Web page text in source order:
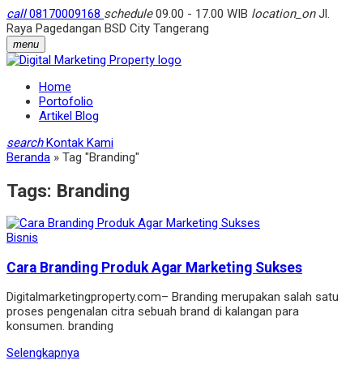
call08170009168 schedule09.00 - 17.00 WIB location_onJl.
Raya Pagedangan BSD City Tangerang
menu
Home
Portofolio
Artikel Blog
search Kontak Kami
Beranda » Tag "Branding"
Tags: Branding
Bisnis
Cara Branding Produk Agar Marketing Sukses
Digitalmarketingproperty.com– Branding merupakan salah satu
proses pengenalan citra sebuah brand di kalangan para
konsumen. branding
Selengkapnya